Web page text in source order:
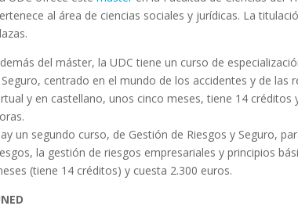
al área de ciencias sociales y jurídicas. La
del máster, la UDC tiene un curso de
centrado en el mundo de los accidentes y de las
y en castellano, unos cinco meses, tiene 14 créditos
un segundo curso, de Gestión de Riesgos y Seguro,
la gestión de riesgos empresariales y principios
(tiene 14 créditos) y cuesta 2.300 euros.